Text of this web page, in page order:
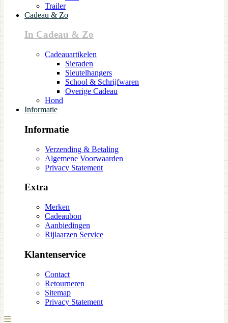
Trailer
Cadeau & Zo
In Cadeau & Zo
Cadeauartikelen
Sieraden
Sleutelhangers
School & Schrijfwaren
Overige Cadeau
Hond
Informatie
Informatie
Verzending & Betaling
Algemene Voorwaarden
Privacy Statement
Extra
Merken
Cadeaubon
Aanbiedingen
Rijlaarzen Service
Klantenservice
Contact
Retourneren
Sitemap
Privacy Statement